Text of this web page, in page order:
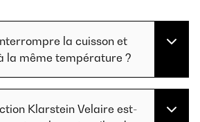
la cuisson et
la même température ?
Klarstein Velaire est-